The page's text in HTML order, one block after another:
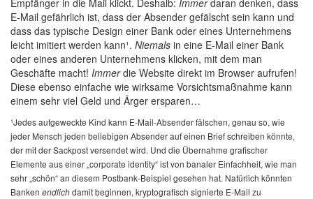
Empfänger in die Mail klickt. Deshalb: Immerdaran denken, dass
E-Mail gefährlich ist, dass der Absender gefälscht sein kann und
dass das typische Design einer Bank oder eines Unternehmens
leicht imitiert werden kann¹. Niemals in eine E-Mail einer Bank
oder eines anderen Unternehmens klicken, mit dem man
Geschäfte macht! Immerdie Website direkt im Browser aufrufen!
Diese ebenso einfache wie wirksame Vorsichtsmaßnahme kann
einem sehr viel Geld und Ärger ersparen…
¹Jedes aufgeweckte Kind kann E-Mail-Absender fälschen, genau so, wie
jeder Mensch jeden beliebigen Absender auf einen Brief schreiben könnte,
der mit der Sackpost versendet wird. Und die Übernahme grafischer
Elemente aus einer „corporate identity“ ist von banaler Einfachheit, wie man
sehr „schön“ an diesem Postbank-Beispiel gesehen hat. Natürlich könnten
Banken endlichdamit beginnen, kryptografisch signierte E-Mail zu